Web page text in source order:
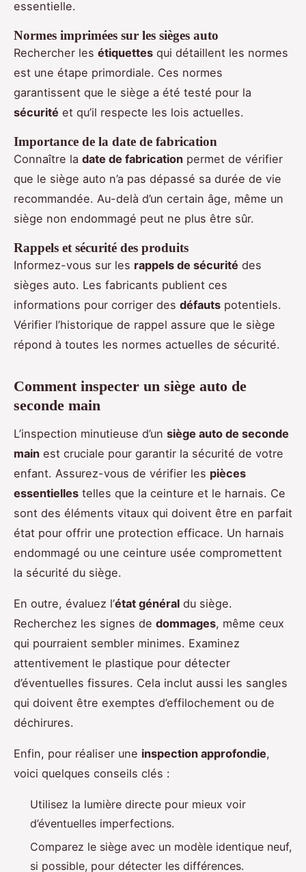
essentielle.
Normes imprimées sur les sièges auto
Rechercher les étiquettes qui détaillent les normes
est une étape primordiale. Ces normes
garantissent que le siège a été testé pour la
sécurité et qu’il respecte les lois actuelles.
Importance de la date de fabrication
Connaître la date de fabrication permet de vérifier
que le siège auto n’a pas dépassé sa durée de vie
recommandée. Au-delà d’un certain âge, même un
siège non endommagé peut ne plus être sûr.
Rappels et sécurité des produits
Informez-vous sur les rappels de sécurité des
sièges auto. Les fabricants publient ces
informations pour corriger des défauts potentiels.
Vérifier l’historique de rappel assure que le siège
répond à toutes les normes actuelles de sécurité.
Comment inspecter un siège auto de
seconde main
L’inspection minutieuse d’un siège auto de seconde
main est cruciale pour garantir la sécurité de votre
enfant. Assurez-vous de vérifier les pièces
essentielles telles que la ceinture et le harnais. Ce
sont des éléments vitaux qui doivent être en parfait
état pour offrir une protection efficace. Un harnais
endommagé ou une ceinture usée compromettent
la sécurité du siège.
En outre, évaluez l’état général du siège.
Recherchez les signes de dommages, même ceux
qui pourraient sembler minimes. Examinez
attentivement le plastique pour détecter
d’éventuelles fissures. Cela inclut aussi les sangles
qui doivent être exemptes d’effilochement ou de
déchirures.
Enfin, pour réaliser une inspection approfondie,
voici quelques conseils clés :
Utilisez la lumière directe pour mieux voir
d’éventuelles imperfections.
Comparez le siège avec un modèle identique neuf,
si possible, pour détecter les différences.